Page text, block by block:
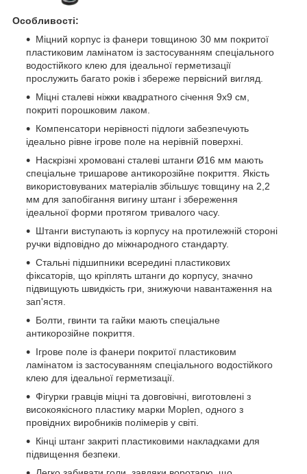
Особливості:
Міцний корпус із фанери товщиною 30 мм покритої
пластиковим ламінатом із застосуванням спеціального
водостійкого клею для ідеальної герметизації
прослужить багато років і збереже первісний вигляд.
Міцні сталеві ніжки квадратного січення 9х9 см,
покриті порошковим лаком.
Компенсатори нерівності підлоги забезпечують
ідеально рівне ігрове поле на нерівній поверхні.
Наскрізні хромовані сталеві штанги Ø16 мм мають
спеціальне тришарове антикорозійне покриття. Якість
використовуваних матеріалів збільшує товщину на 2,2
мм для запобігання вигину штанг і збереження
ідеальної форми протягом тривалого часу.
Штанги виступають із корпусу на протилежній стороні
ручки відповідно до міжнародного стандарту.
Стальні підшипники всередині пластикових
фіксаторів, що кріплять штанги до корпусу, значно
підвищують швидкість гри, знижуючи навантаження на
зап'ястя.
Болти, гвинти та гайки мають спеціальне
антикорозійне покриття.
Ігрове поле із фанери покритої пластиковим
ламінатом із застосуванням спеціального водостійкого
клею для ідеальної герметизації.
Фігурки гравців міцні та довговічні, виготовлені з
високоякісного пластику марки Moplen, одного з
провідних виробників полімерів у світі.
Кінці штанг закриті пластиковими накладками для
підвищення безпеки.